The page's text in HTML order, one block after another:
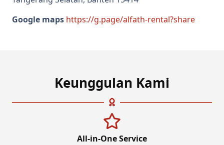
Google maps https://g.page/alfath-rental?share
Keunggulan Kami
All-in-One Service